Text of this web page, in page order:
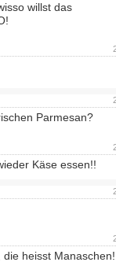
willst das
Parmesan?
Käse essen!!
heisst Manaschen!